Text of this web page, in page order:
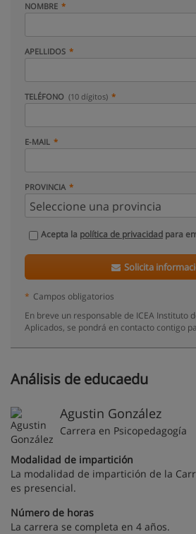
NOMBRE
APELLIDOS
TELÉFONO (10 dígitos)
E-MAIL
PROVINCIA
Acepta la política de privacidad para
Solicita
* Campos obligatorios
En breve un responsable de ICEA Instituto
Aplicados, se pondrá en contacto contigo
Análisis de educaedu
Agustin González
Carrera en Psicopedagogía
Modalidad de impartición
La modalidad de impartición de la
es presencial.
Número de horas
La carrera se completa en 4 años.